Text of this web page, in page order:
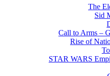
The
Sid
Call to Arms –
Rise of
STAR WARS